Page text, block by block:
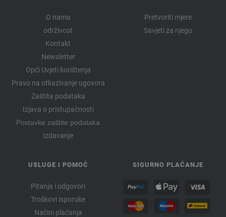
O nama
održivost
Kontakt
Newsletter
Opći Uvjeti korištenja
Pravo na otkazivanje ugovora
Zaštita podataka
Izjava o pristupačnosti
Postavke zaštite podataka
Izdavanje
Pretvoriti mjere
Savjeti za njegu
USLUGE I POMOĆ
Pitanja i odgovori
Troškovi isporuke
Načini plaćanja
SIGURNO PLAĆANJE